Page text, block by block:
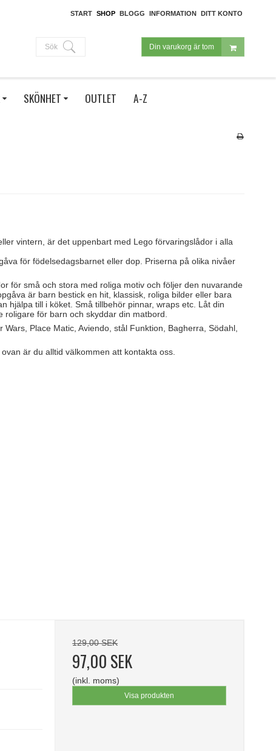
START SHOP BLOGG INFORMATION DITT KONTO
Din varukorg är tom
Sök
SKÖNHET OUTLET A-Z
vintern, är det uppenbart med Lego förvaringslådor i alla
för födelsedagsbarnet eller dop. Priserna på olika nivåer
för små och stora med roliga motiv och följer den nuvarande
är barn bestick en hit, klassisk, roliga bilder eller bara
hjälpa till i köket. Små tillbehör pinnar, wraps etc. Låt din
för barn och skyddar din matbord.
Place Matic, Aviendo, stål Funktion, Bagherra, Södahl,
är du alltid välkommen att kontakta oss.
129,00 SEK
97,00 SEK
(inkl. moms)
Visa produkten